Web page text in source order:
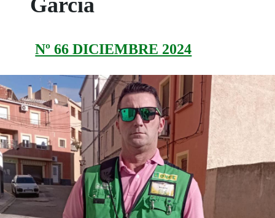
García
Nº 66 DICIEMBRE 2024